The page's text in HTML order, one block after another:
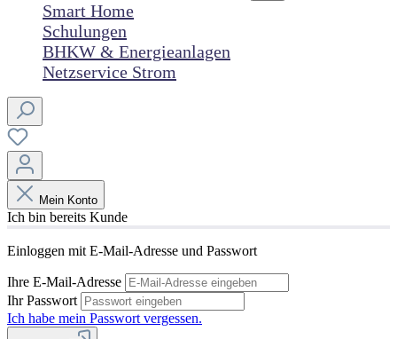
Smart Home
Schulungen
BHKW & Energieanlagen
Netzservice Strom
Mein Konto
Ich bin bereits Kunde
Einloggen mit E-Mail-Adresse und Passwort
Ihre E-Mail-Adresse
Ihr Passwort
Ich habe mein Passwort vergessen.